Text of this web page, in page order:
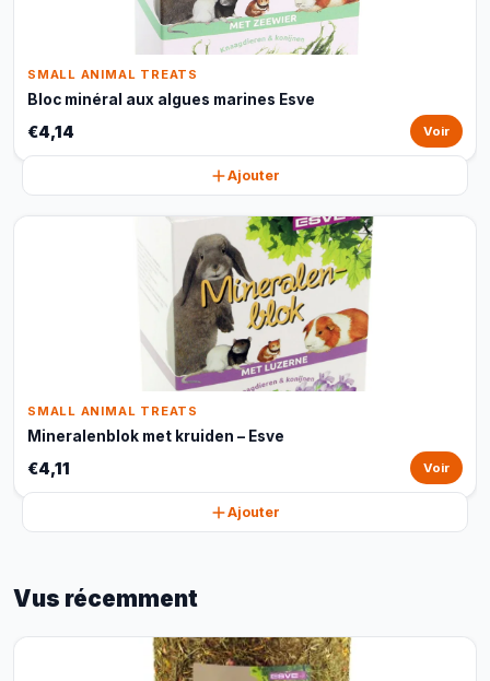
SMALL ANIMAL TREATS
Bloc minéral aux algues marines Esve
€4,14 Voir
Ajouter
SMALL ANIMAL TREATS
Mineralenblok met kruiden – Esve
€4,11 Voir
Ajouter
Vus récemment